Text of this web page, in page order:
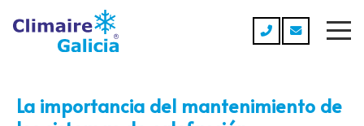
La importancia del mantenimiento de